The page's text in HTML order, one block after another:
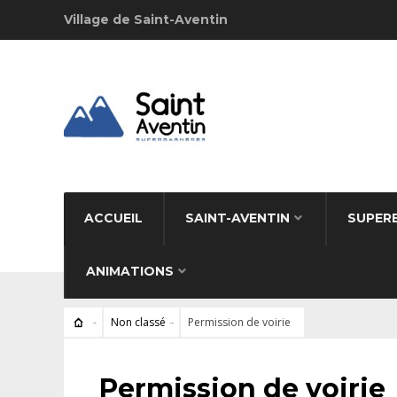
Village de Saint-Aventin
ACCUEIL SAINT-AVENTIN
ANIMATIONS
Non classé Permission de voirie
NON CLASSÉ
Permission de voirie